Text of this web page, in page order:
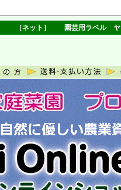
［ネット］ 園芸用ラベル ヤ